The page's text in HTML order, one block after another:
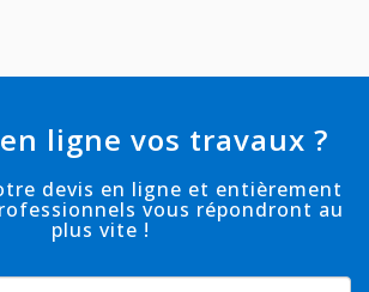
ligne vos travaux ?
devis en ligne et entièrement
vous répondront au
plus vite !